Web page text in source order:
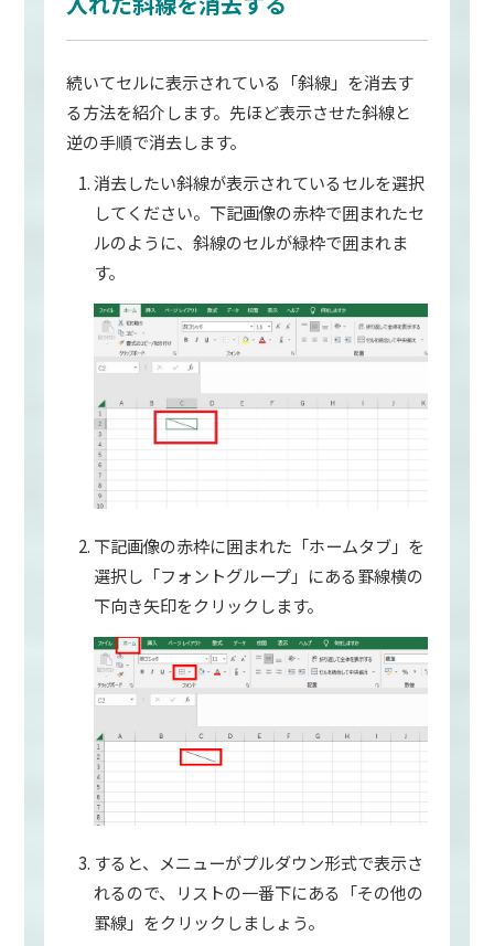
続いてセルに表示されている「斜線」を消去す
る方法を紹介します。先ほど表示させた斜線と
逆の手順で消去します。
消去したい斜線が表示されているセルを選択
してください。下記画像の赤枠で囲まれたセ
ルのように、斜線のセルが緑枠で囲まれま
す。
下記画像の赤枠に囲まれた「ホームタブ」を
選択し「フォントグループ」にある罫線横の
下向き矢印をクリックします。
すると、メニューがプルダウン形式で表示さ
れるので、リストの一番下にある「その他の
罫線」をクリックしましょう。